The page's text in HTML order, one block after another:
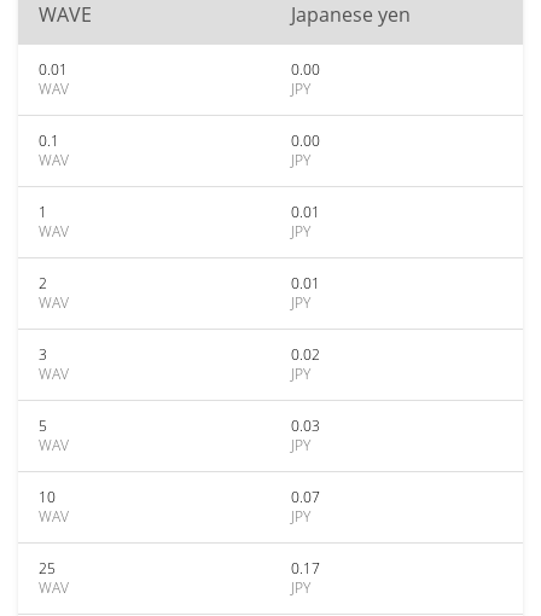
WAVE Japanese yen
0.01
WAV
0.00
JPY
0.1
WAV
0.00
JPY
1
WAV
0.01
JPY
2
WAV
0.01
JPY
3
WAV
0.02
JPY
5
WAV
0.03
JPY
10
WAV
0.07
JPY
25
WAV
0.17
JPY